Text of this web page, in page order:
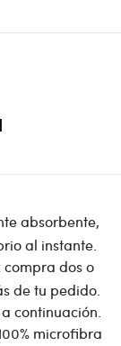
absorbente,
al instante.
compra dos o
de tu pedido.
continuación.
microfibra